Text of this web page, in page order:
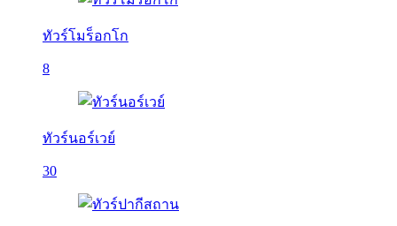
ทัวร์โมร็อกโก
8
ทัวร์นอร์เวย์
30